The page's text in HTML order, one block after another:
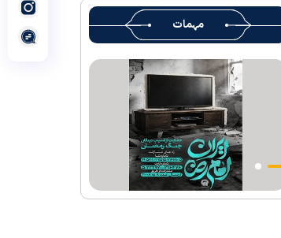
پروگرام
رہبرشہید کے سوگواروں کے لئے کرامت رضوی
(( آقای شہید ایران )) نامی چار جلدوں پر
مشتمل کتاب منظرعام پر آگئی
شہید رہبر(رح) ایک قرآنی نابغہ اور قرآنی
احکامات پرعمل کرنے والی شخصیت تھے؛
استاد پناہی
مہمات